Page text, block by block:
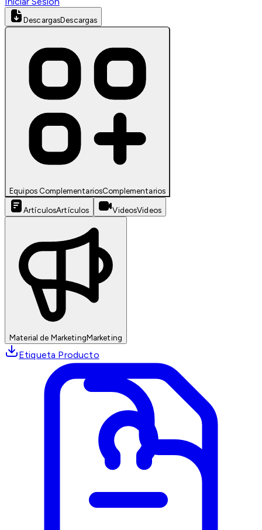
DescargasDescargas
Equipos ComplementariosComplementarios
ArtículosArtículos VideosVideos
Material de MarketingMarketing
Etiqueta Producto